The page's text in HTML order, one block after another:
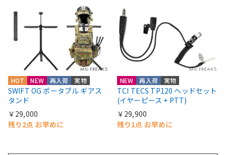
HOT NEW 再入荷 実物
SWIFT OG ポータブル ギアス
タンド
￥29,000
残り2点 お早めに
NEW 再入荷 実物
TCI TECS TP120 ヘッドセット
(イヤーピース + PTT)
￥29,900
残り1点 お早めに